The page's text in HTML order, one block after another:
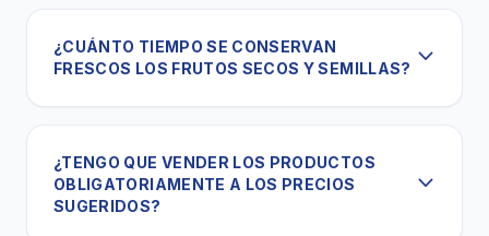
¿CUÁNTO TIEMPO SE CONSERVAN
FRESCOS LOS FRUTOS SECOS Y SEMILLAS?
¿TENGO QUE VENDER LOS PRODUCTOS
OBLIGATORIAMENTE A LOS PRECIOS
SUGERIDOS?